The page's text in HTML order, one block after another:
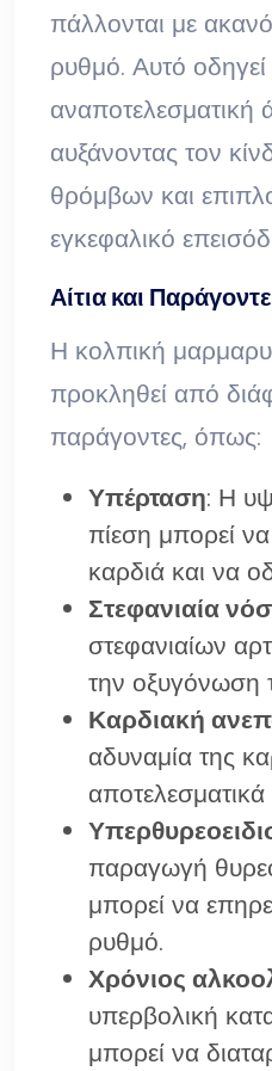
πάλλονται με
ρυθμό. Αυτό
αναποτελεσματική
αυξάνοντας τον
θρόμβων και
εγκεφαλικό
Αίτια και
Η κολπική
προκληθεί από
παράγοντες, όπως:
Υπέρταση: Η
πίεση μπορεί
καρδιά και να
Στεφανιαία
στεφανιαίων
την οξυγόνωση
Καρδιακή
αδυναμία της
αποτελεσματικά
παραγωγή
μπορεί να
ρυθμό.
Χρόνιος
υπερβολική
μπορεί να